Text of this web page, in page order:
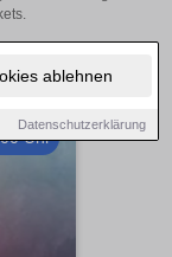
ablehnen
Datenschutzerklärung
Uhr